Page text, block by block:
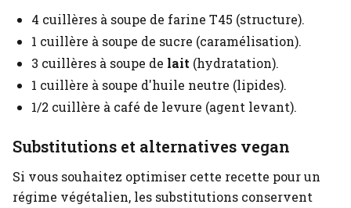
4 cuillères à soupe de farine T45 (structure).
1 cuillère à soupe de sucre (caramélisation).
3 cuillères à soupe de lait (hydratation).
1 cuillère à soupe d'huile neutre (lipides).
1/2 cuillère à café de levure (agent levant).
Substitutions et alternatives vegan
Si vous souhaitez optimiser cette recette pour un
régime végétalien, les substitutions conservent